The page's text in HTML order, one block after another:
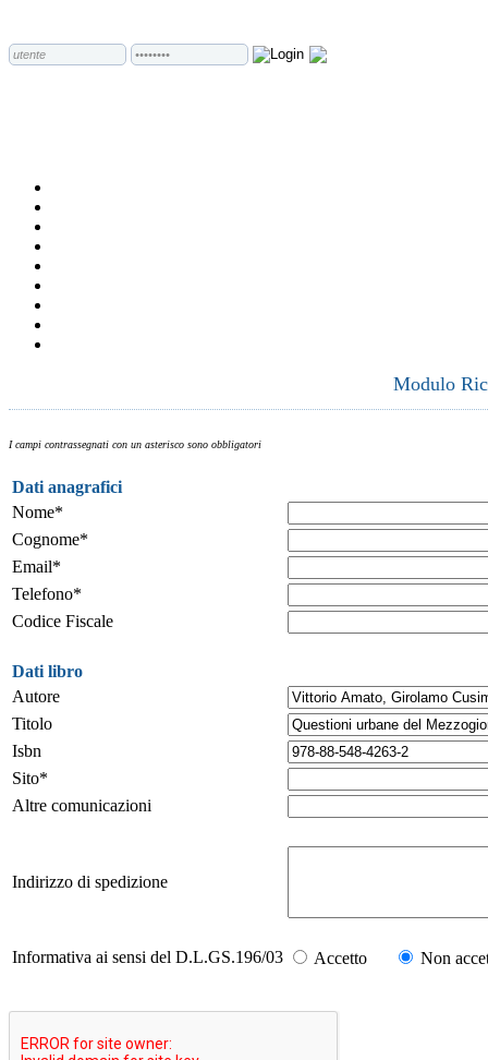
Modulo
I campi contrassegnati con un asterisco sono obbligatori
Dati anagrafici
Nome*
Cognome*
Email*
Telefono*
Codice Fiscale
Dati libro
Autore
Titolo
Isbn
Sito*
Altre comunicazioni
Indirizzo di spedizione
Informativa ai sensi del D.L.GS.196/03 Accetto Non